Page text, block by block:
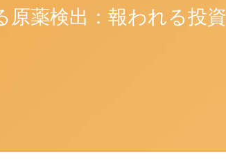
原薬検出：報われる投資